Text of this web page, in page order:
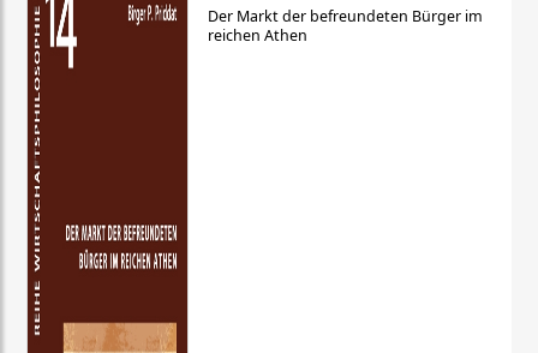
Der Markt der befreundeten Bürger im
reichen Athen